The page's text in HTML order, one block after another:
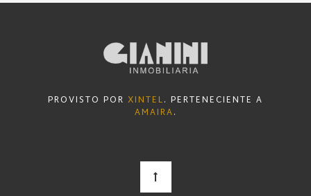
PROVISTO POR XINTEL. PERTENECIENTE A
AMAIRA.